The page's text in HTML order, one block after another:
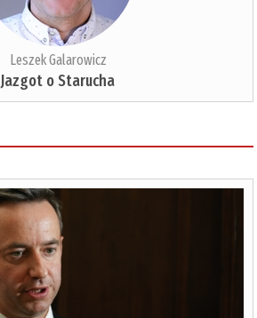
Leszek Galarowicz
Jazgot o Starucha